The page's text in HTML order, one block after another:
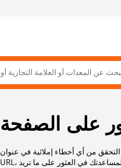
على الصفحة
من أي أخطاء إملائية في عنوان